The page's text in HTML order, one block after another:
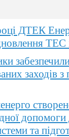
ДТЕК
ТЕС
заходів
допомоги
та